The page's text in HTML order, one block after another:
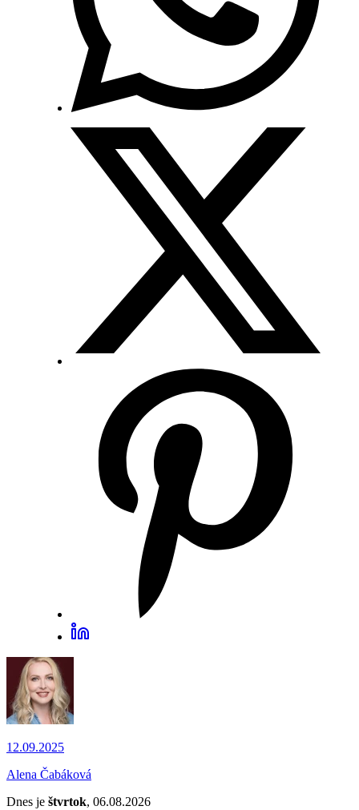
12.09.2025
Alena Čabáková
Dnes je štvrtok, 06.08.2026